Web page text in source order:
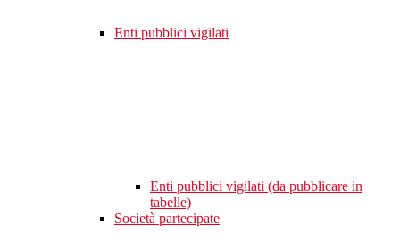
Enti pubblici vigilati
Enti pubblici vigilati (da pubblicare in
tabelle)
Società partecipate